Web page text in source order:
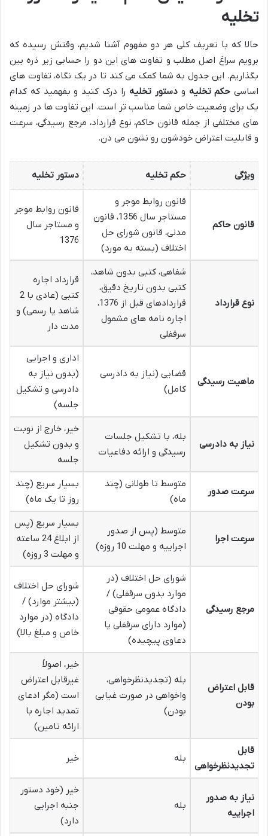
تخلیه
حالا که با تعریف کلی هر دو مفهوم آشنا شدیم، وقتش رسیده که
برویم سراغ اصل مطلب و تفاوت های این دو را حسابی زیر ذره بین
بگذاریم. این جدول به شما کمک می کند تا در یک نگاه، تفاوت های
اساسی حکم تخلیه و دستور تخلیه را درک کنید و بفهمید که کدام
یک برای وضعیت خاص شما مناسب تر است. این تفاوت ها در زمینه
های مختلفی از جمله قانون حاکم، نوع قرارداد، مرجع رسیدگی، سرعت
و قابلیت اعتراض خودشون رو نشون می دن.
ویژگی حکم تخلیه دستور تخلیه
قانون حاکم
قانون روابط موجر و
مستاجر سال 1356، قانون
مدنی، قانون شورای حل
اختلاف (بسته به مورد)
قانون روابط موجر
و مستاجر سال
1376
نوع قرارداد
شفاهی، کتبی بدون شاهد،
کتبی بدون تاریخ دقیق،
قراردادهای قبل از 1376،
اجاره نامه های مشمول
سرقفلی
قرارداد اجاره
کتبی (عادی با 2
شاهد یا رسمی) و
مدت دار
ماهیت رسیدگی
قضایی (نیاز به دادرسی
کامل)
اداری و اجرایی
(بدون نیاز به
دادرسی و تشکیل
جلسه)
نیاز به دادرسی
بله، با تشکیل جلسات
رسیدگی و ارائه دفاعیات
خیر، خارج از نوبت
و بدون تشکیل
جلسه
سرعت صدور
متوسط تا طولانی (چند
ماه)
بسیار سریع (چند
روز تا یک ماه)
سرعت اجرا
متوسط (پس از صدور
اجراییه و مهلت 10 روزه)
بسیار سریع (پس
از ابلاغ 24 ساعته
و مهلت 3 روزه)
مرجع رسیدگی
شورای حل اختلاف (در
موارد بدون سرقفلی) /
دادگاه عمومی حقوقی
(موارد دارای سرقفلی یا
دعاوی پیچیده)
شورای حل اختلاف
(بیشتر موارد) /
دادگاه (در موارد
خاص و مبلغ بالا)
قابل اعتراض
بودن
بله (تجدیدنظرخواهی،
واخواهی در صورت غیابی
بودن)
خیر، اصولاً
غیرقابل اعتراض
است (مگر ادعای
تمدید اجاره با
ارائه تامین)
قابل
تجدیدنظرخواهی
بله خیر
نیاز به صدور
اجراییه
بله
خیر (خود دستور
جنبه اجرایی
دارد)